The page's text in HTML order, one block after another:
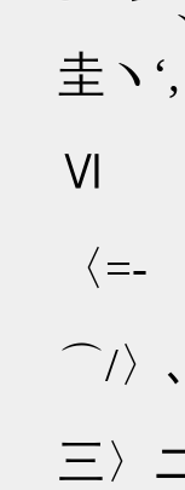
ヽl;
圭
＼l;
Ⅵ
ヽ
〈
〈
⌒/〉
V
三〉